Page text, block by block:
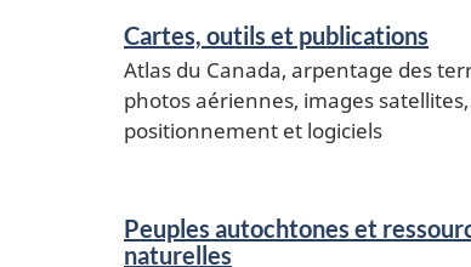
Cartes, outils et publications
Atlas du Canada, arpentage des
photos aériennes, images satellites,
positionnement et logiciels
Peuples autochtones et
naturelles